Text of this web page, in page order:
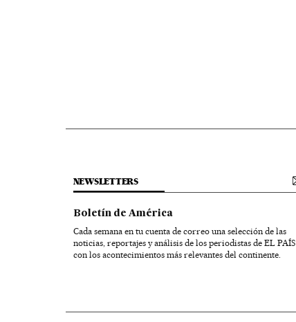
NEWSLETTERS
Boletín de América
Cada semana en tu cuenta de correo una selección de las
noticias, reportajes y análisis de los periodistas de EL PAÍS
con los acontecimientos más relevantes del continente.